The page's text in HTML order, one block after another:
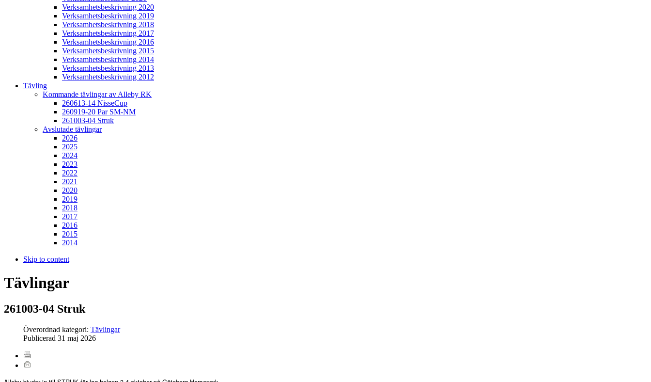
Verksamhetsbeskrivning 2020
Verksamhetsbeskrivning 2019
Verksamhetsbeskrivning 2018
Verksamhetsbeskrivning 2017
Verksamhetsbeskrivning 2016
Verksamhetsbeskrivning 2015
Verksamhetsbeskrivning 2014
Verksamhetsbeskrivning 2013
Verksamhetsbeskrivning 2012
Tävling
Kommande tävlingar av Alleby RK
260613-14 NisseCup
260919-20 Par SM-NM
261003-04 Struk
Avslutade tävlingar
2026
2025
2024
2023
2022
2021
2020
2019
2018
2017
2016
2015
2014
Skip to content
Tävlingar
261003-04 Struk
Överordnad kategori: Tävlingar
Publicerad 31 maj 2026